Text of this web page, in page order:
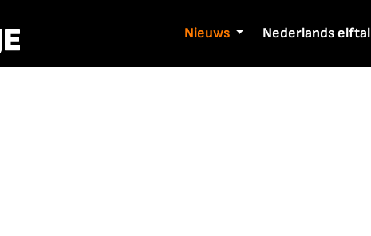
Nieuws Nederlands elftal